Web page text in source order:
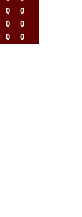
0
0
0
0
0
0